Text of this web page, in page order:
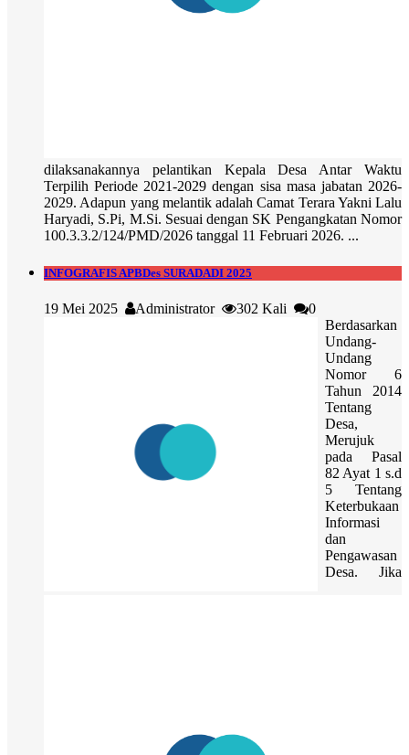
dilaksanakannya pelantikan Kepala Desa Antar Waktu
Terpilih Periode 2021-2029 dengan sisa masa jabatan 2026-
2029. Adapun yang melantik adalah Camat Terara Yakni Lalu
Haryadi, S.Pi, M.Si. Sesuai dengan SK Pengangkatan Nomor
100.3.3.2/124/PMD/2026 tanggal 11 Februari 2026. ...
INFOGRAFIS APBDes SURADADI 2025
19 Mei 2025 Administrator 302 Kali
0
Berdasarkan
Undang-
Undang
Nomor 6
Tahun 2014
Tentang
Desa,
Merujuk
pada Pasal
82 Ayat 1 s.d
5 Tentang
Keterbukaan
Informasi
dan
Pengawasan
Desa. Jika